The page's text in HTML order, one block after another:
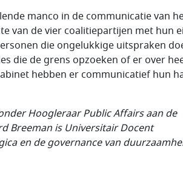
manco in de communicatie van
van de vier coalitiepartijen met hun
die ongelukkige uitspraken
die de grens opzoeken of er over
hebben er communicatief hun
Hoogleraar Public Affairs aan de
Breeman is Universitair Docent
en de governance van